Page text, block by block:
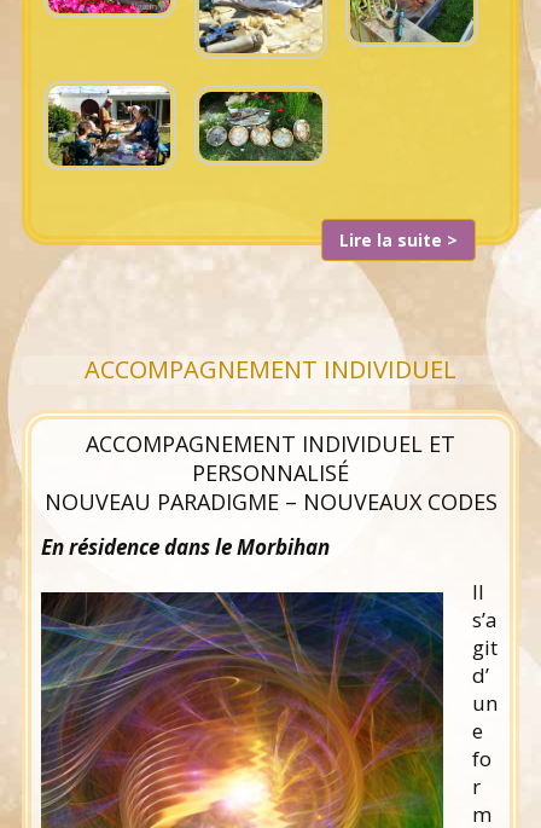
Lire la suite >
ACCOMPAGNEMENT INDIVIDUEL
ACCOMPAGNEMENT INDIVIDUEL ET
PERSONNALISÉ
NOUVEAU PARADIGME – NOUVEAUX CODES
En résidence dans le Morbihan
Il
s’a
git
d’
un
e
fo
r
m